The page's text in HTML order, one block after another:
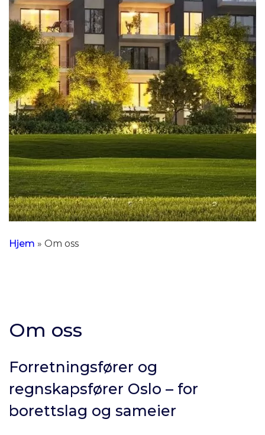
Hjem » Om oss
Om oss
Forretningsfører og
regnskapsfører Oslo – for
borettslag og sameier